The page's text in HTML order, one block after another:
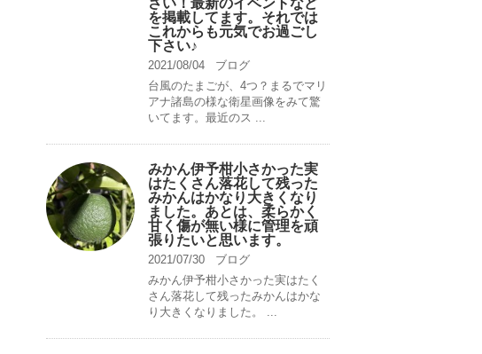
を掲載してます。それでは
これからも元気でお過ごし
下さい♪
2021/08/04
ブログ
台風のたまごが、4つ？まるでマリ
アナ諸島の様な衛星画像をみて驚
いてます。最近のス ...
みかん伊予柑小さかった実
はたくさん落花して残った
みかんはかなり大きくなり
ました。あとは、柔らかく
甘く傷が無い様に管理を頑
張りたいと思います。
2021/07/30
ブログ
みかん伊予柑小さかった実はたく
さん落花して残ったみかんはかな
り大きくなりました。 ...